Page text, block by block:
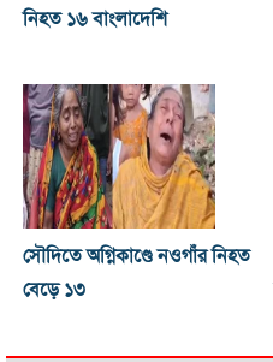
নিহত ১৬ বাংলাদেশি
সৌদিতে অগ্নিকাণ্ডে নওগাঁর নিহত
বেড়ে ১৩